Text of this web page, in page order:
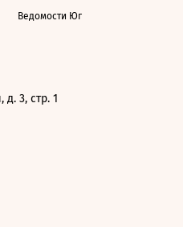
Ведомости Юг
д. 3, стр. 1